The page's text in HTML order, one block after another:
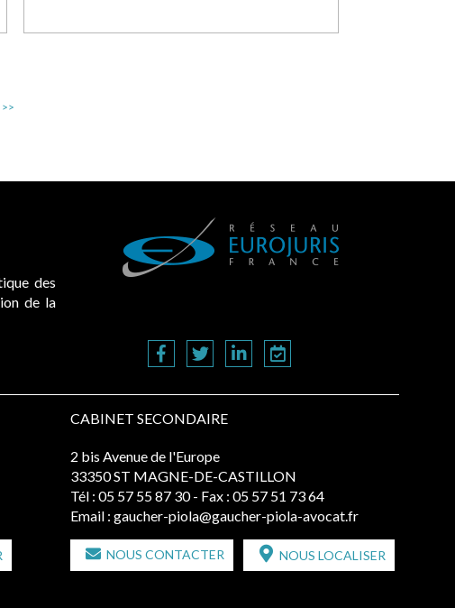
>>
des
de la
CABINET SECONDAIRE
2 bis Avenue de l'Europe
33350 ST MAGNE-DE-CASTILLON
Tél : 05 57 55 87 30 - Fax : 05 57 51 73 64
Email : gaucher-piola@gaucher-piola-avocat.fr
NOUS CONTACTER NOUS LOCALISER